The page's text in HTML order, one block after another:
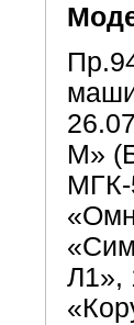
М»
МГК-
Л1»,